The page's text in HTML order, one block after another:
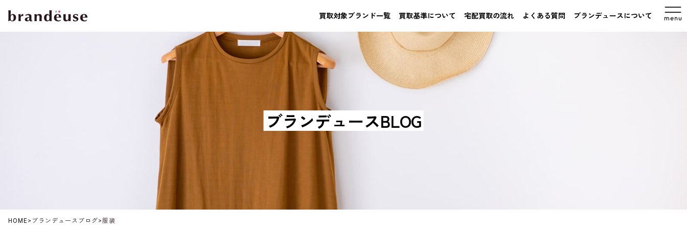
買取対象ブランド一覧 買取基準について 宅配買取の流れ よくある質問 ブランデュースについて
ブランデュースBLOG
HOME> ブランデュースブログ>服装